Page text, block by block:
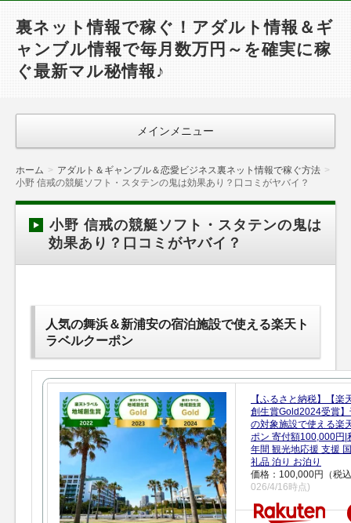
裏ネット情報で稼ぐ！アダルト情報＆ギ
ャンブル情報で毎月数万円～を確実に稼
ぐ最新マル秘情報♪
メインメニュー
ホーム
アダルト＆ギャンブル＆恋愛ビジネス裏ネット情報で稼ぐ方法
小野 信戒の競艇ソフト・スタテンの鬼は効果あり？口コミがヤバイ？
小野 信戒の競艇ソフト・スタテンの鬼は
効果あり？口コミがヤバイ？
人気の舞浜＆新浦安の宿泊施設で使える楽天ト
ラベルクーポン
【ふるさと納税】【楽
創生賞Gold2024受賞
の対象施設で使える楽
ポン 寄付額100,000円|
年間 観光地応援 支援
礼品 泊り お泊り
価格：100,000円（税
026/4/16時点)